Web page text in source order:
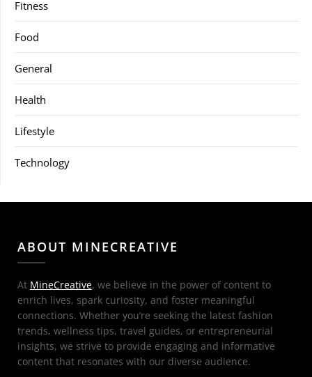
Fitness
Food
General
Health
Lifestyle
Technology
ABOUT MINECREATIVE
At MineCreative, we believe in the power of content to
enrich lives, spark curiosity, and foster meaningful
connections. Whether you’re seeking the latest fashion
trends, wellness tips, travel guides, or entrepreneurial
insights, we strive to provide engaging and informative
content that resonates with our diverse audience.